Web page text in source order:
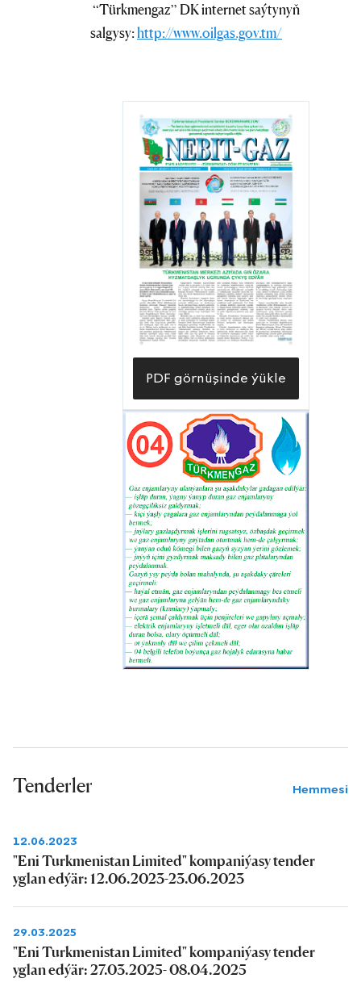
“Türkmengaz” DK internet saýtynyň
salgysy:http://www.oilgas.gov.tm/
PDF görnüşinde ýükle
Tenderler Hemmesi
12.06.2023
"Eni Turkmenistan Limited" kompaniýasy tender
yglan edýär: 12.06.2023-23.06.2023
29.03.2025
"Eni Turkmenistan Limited" kompaniýasy tender
yglan edýär: 27.03.2025- 08.04.2025